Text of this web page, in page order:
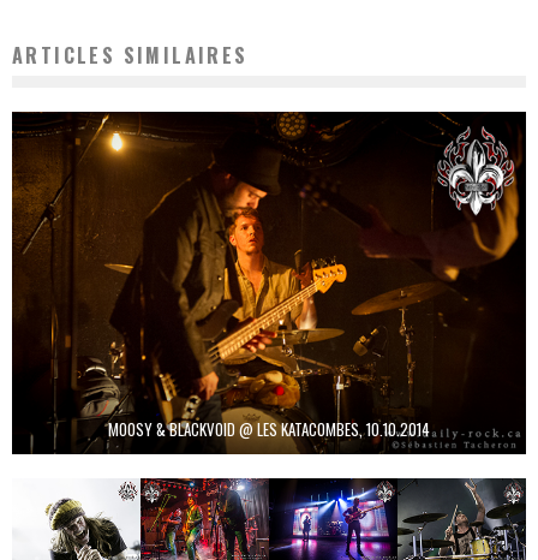
ARTICLES SIMILAIRES
MOOSY & BLACKVOID @ LES KATACOMBES, 10.10.2014